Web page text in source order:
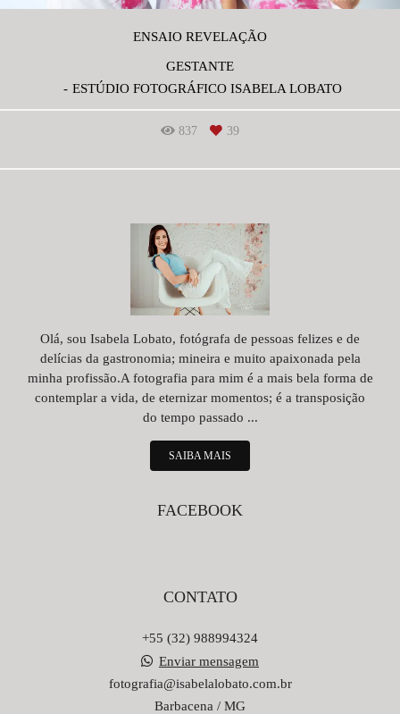
ENSAIO REVELAÇÃO
GESTANTE
ESTÚDIO FOTOGRÁFICO ISABELA LOBATO
837 39
Olá, sou Isabela Lobato, fotógrafa de pessoas felizes e de
delícias da gastronomia; mineira e muito apaixonada pela
minha profissão.A fotografia para mim é a mais bela forma de
contemplar a vida, de eternizar momentos; é a transposição
do tempo passado ...
SAIBA MAIS
FACEBOOK
CONTATO
+55 (32) 988994324
Enviar mensagem
fotografia@isabelalobato.com.br
Barbacena / MG